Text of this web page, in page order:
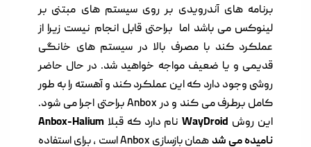
برنامه های آندرویدی بر روی سیستم های مبتنی بر
لینوکس می باشد اما براحتی قابل انجام نیست زیرا از
عملکرد کند با مصرف بالا در سیستم های خانگی
قدیمی و یا ضعیف مواجه خواهید شد. در حال حاضر
روشی وجود دارد که این عملکرد کند و آهسته را به طور
کامل برطرف می کند و در Anbox براحتی اجرا می شود.
این روش WayDroidنام دارد که قبلا Anbox-Halium
نامیده می شد
همان بازسازی Anbox است ، برای استفاده